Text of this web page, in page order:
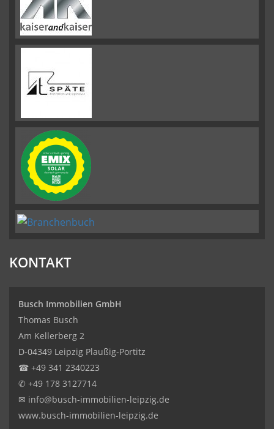
KONTAKT
Busch Immobilien GmbH
Thomas Busch
Am Kellerberg 2
D-04349 Leipzig Plaußig-Portitz
☎ +49 341 2340223
✆ +49 178 3127714
✉ info@busch-immobilien-leipzig.de
www.busch-immobilien-leipzig.de